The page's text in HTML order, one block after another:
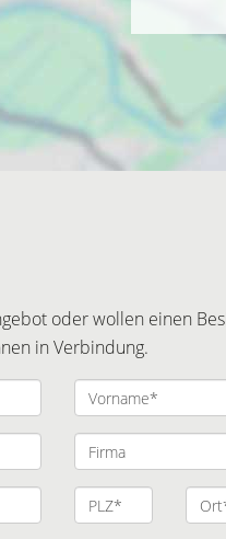
oder wollen einen
in Verbindung.